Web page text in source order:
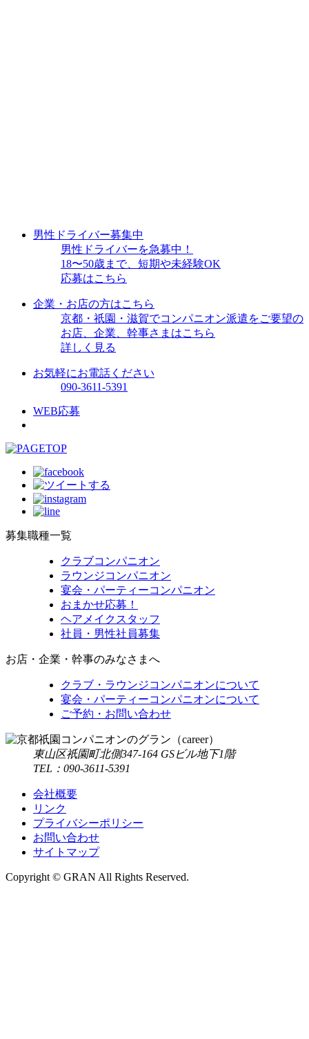
男性ドライバー募集中
男性ドライバーを急募中！
18〜50歳まで、短期や未経験OK
応募はこちら
企業・お店の方はこちら
京都・祇園・滋賀でコンパニオン派遣をご要望の
お店、企業、幹事さまはこちら
詳しく見る
お気軽にお電話ください
090-3611-5391
WEB応募
募集職種一覧
クラブコンパニオン
ラウンジコンパニオン
宴会・パーティーコンパニオン
おまかせ応募！
ヘアメイクスタッフ
社員・男性社員募集
お店・企業・幹事のみなさまへ
クラブ・ラウンジコンパニオンについて
宴会・パーティーコンパニオンについて
ご予約・お問い合わせ
東山区祇園町北側347-164 GSビル地下1階
TEL：090-3611-5391
会社概要
リンク
プライバシーポリシー
お問い合わせ
サイトマップ
Copyright © GRAN All Rights Reserved.